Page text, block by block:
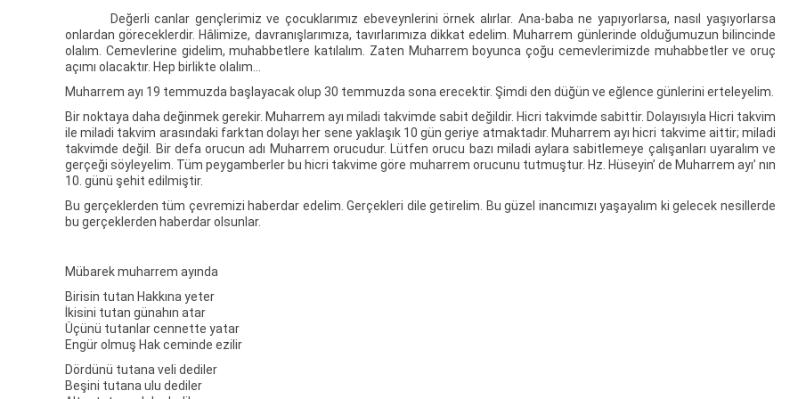
Değerli canlar gençlerimiz ve çocuklarımız ebeveynlerini örnek alırlar. Ana-baba ne yapıyorlarsa, nasıl yaşıyorlarsa
onlardan göreceklerdir. Hâlimize, davranışlarımıza, tavırlarımıza dikkat edelim. Muharrem günlerinde olduğumuzun bilincinde
olalım. Cemevlerine gidelim, muhabbetlere katılalım. Zaten Muharrem boyunca çoğu cemevlerimizde muhabbetler ve oruç
açımı olacaktır. Hep birlikte olalım…
Muharrem ayı 19 temmuzda başlayacak olup 30 temmuzda sona erecektir. Şimdi den düğün ve eğlence günlerini erteleyelim.
Bir noktaya daha değinmek gerekir. Muharrem ayı miladi takvimde sabit değildir. Hicri takvimde sabittir. Dolayısıyla Hicri takvim
ile miladi takvim arasındaki farktan dolayı her sene yaklaşık 10 gün geriye atmaktadır. Muharrem ayı hicri takvime aittir; miladi
takvimde değil. Bir defa orucun adı Muharrem orucudur. Lütfen orucu bazı miladi aylara sabitlemeye çalışanları uyaralım ve
gerçeği söyleyelim. Tüm peygamberler bu hicri takvime göre muharrem orucunu tutmuştur. Hz. Hüseyin’ de Muharrem ayı’ nın
10. günü şehit edilmiştir.
Bu gerçeklerden tüm çevremizi haberdar edelim. Gerçekleri dile getirelim. Bu güzel inancımızı yaşayalım ki gelecek nesillerde
bu gerçeklerden haberdar olsunlar.
Mübarek muharrem ayında
Birisin tutan Hakkına yeter
İkisini tutan günahın atar
Üçünü tutanlar cennette yatar
Engür olmuş Hak ceminde ezilir
Dördünü tutana veli dediler
Beşini tutana ulu dediler